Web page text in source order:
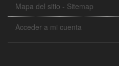
Mapa del sitio - Sitemap
Acceder a mi cuenta